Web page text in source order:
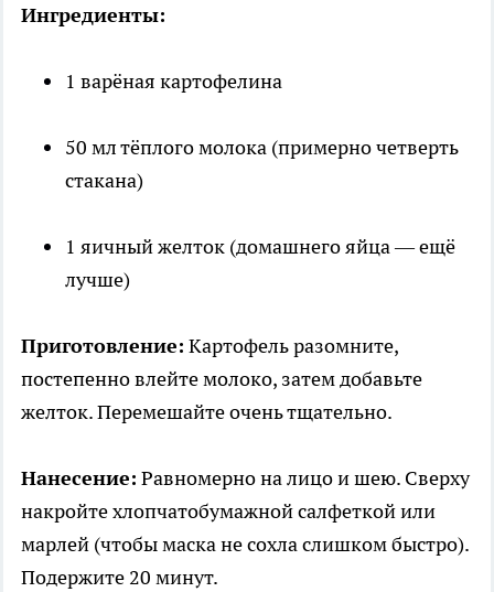
Ингредиенты:
1 варёная картофелина
50 мл тёплого молока (примерно четверть
стакана)
1 яичный желток (домашнего яйца — ещё
лучше)
Приготовление: Картофель разомните,
постепенно влейте молоко, затем добавьте
желток. Перемешайте очень тщательно.
Нанесение: Равномерно на лицо и шею. Сверху
накройте хлопчатобумажной салфеткой или
марлей (чтобы маска не сохла слишком быстро).
Подержите 20 минут.